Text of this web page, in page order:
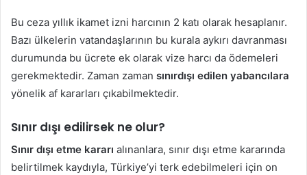
Bu ceza yıllık ikamet izni harcının 2 katı olarak hesaplanır.
Bazı ülkelerin vatandaşlarının bu kurala aykırı davranması
durumunda bu ücrete ek olarak vize harcı da ödemeleri
gerekmektedir. Zaman zaman sınırdışı edilen yabancılara
yönelik af kararları çıkabilmektedir.
Sınır dışı edilirsek ne olur?
Sınır dışı etme kararı alınanlara, sınır dışı etme kararında
belirtilmek kaydıyla, Türkiye’yi terk edebilmeleri için on